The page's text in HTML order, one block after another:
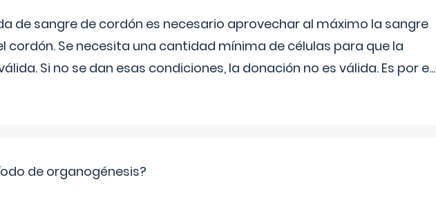
de sangre de cordón es necesario aprovechar al máximo la sangre
cordón. Se necesita una cantidad mínima de células para que la
Si no se dan esas condiciones, la donación no es válida. Es por e...
de organogénesis?